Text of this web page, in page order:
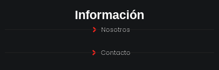
Información
Nosotros
Contacto